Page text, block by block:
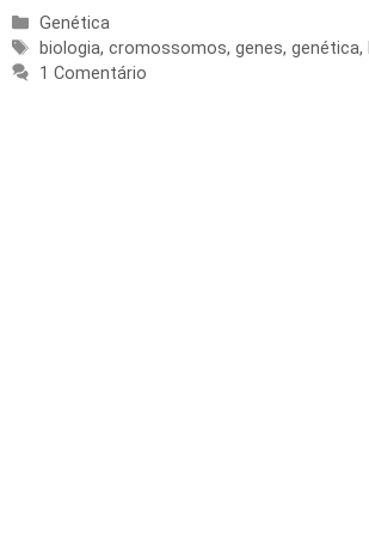
Categorias
Genética
Tags
biologia,cromossomos,genes,genética,
1 Comentário